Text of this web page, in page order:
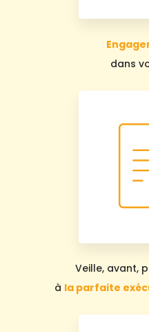
dans
Veille, avant,
à la parfaite